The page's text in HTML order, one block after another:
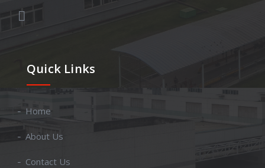
Quick Links
Home
About Us
Contact Us